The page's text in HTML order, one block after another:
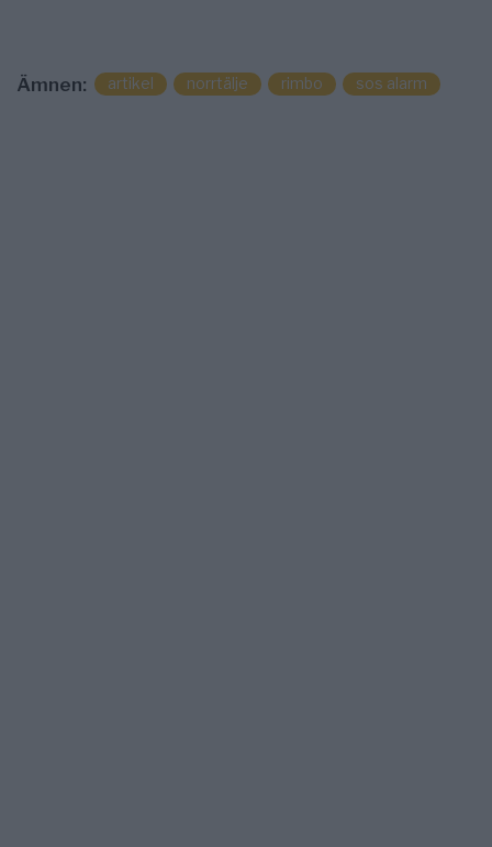
Ämnen: artikel norrtälje rimbo sos alarm